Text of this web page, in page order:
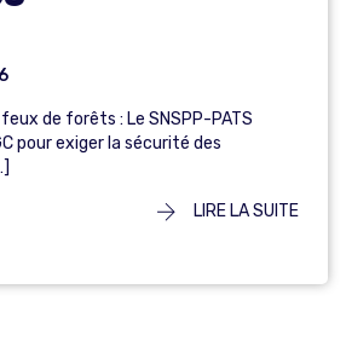
feux de forêts : Le SNSPP-PATS
pour exiger la sécurité des
LIRE LA SUITE